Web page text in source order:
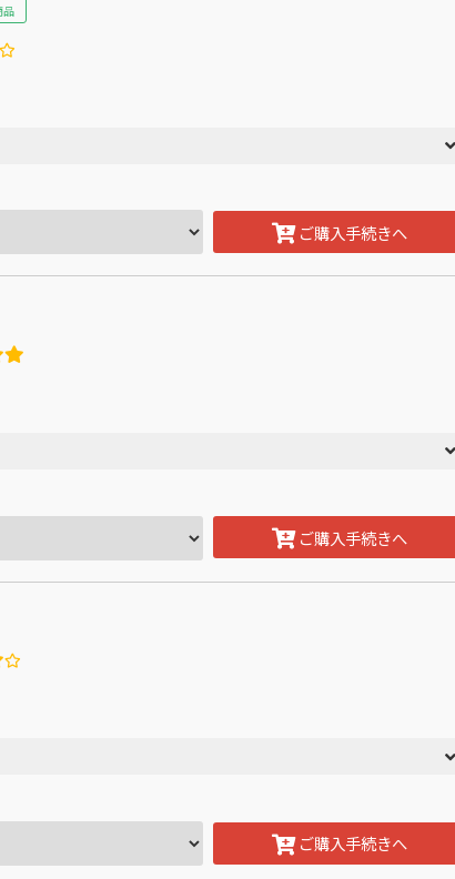
品
ご購入手続きへ
ご購入手続きへ
ご購入手続きへ